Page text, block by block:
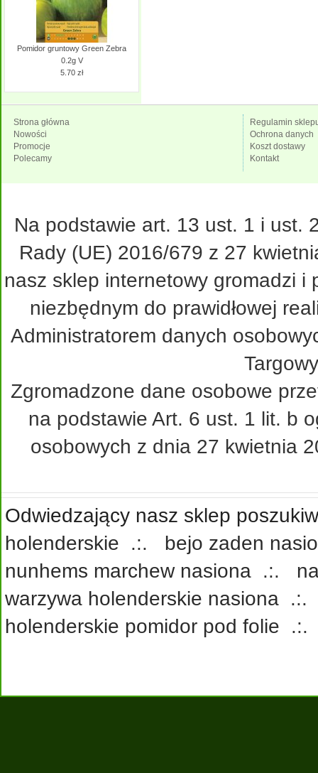
Pomidor gruntowy Green Zebra
0.2g V
5.70 zł
Strona główna
Nowości
Promocje
Polecamy
Regulamin
Ochrona danych
Koszt dostawy
Kontakt
Na podstawie art. 13 ust. 1 i ust.
Rady (UE) 2016/679 z 27
nasz sklep internetowy gromadzi
niezbędnym do prawidłowej
Administratorem danych
Zgromadzone dane osobowe
na podstawie Art. 6 ust. 1 lit. b
osobowych z dnia 27 kwietnia
Odwiedzający nasz sklep
holenderskie .:. bejo zaden
nunhems marchew nasiona .:.
warzywa holenderskie nasiona
holenderskie pomidor pod folie